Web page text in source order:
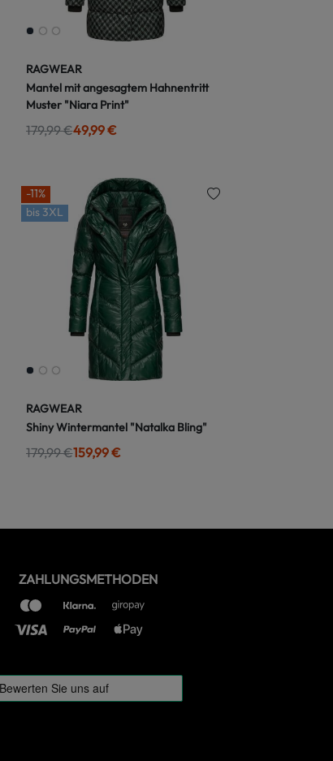
RAGWEAR
Mantel mit angesagtem Hahnentritt
Muster "Niara Print"
179,99 €49,99 €
-11%
bis 3XL
RAGWEAR
Shiny Wintermantel "Natalka Bling"
179,99 €159,99 €
ZAHLUNGSMETHODEN